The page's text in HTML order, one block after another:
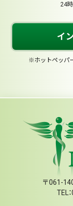
24
イ
※ホットペッパ
〒061-
TEL